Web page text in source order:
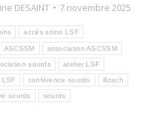
DESAINT
7 novembre 2025
accès soins LSF
ASCSSM association ASCSSM
sourds atelier LSF
LSF conférence sourds illzach
sourds sourds